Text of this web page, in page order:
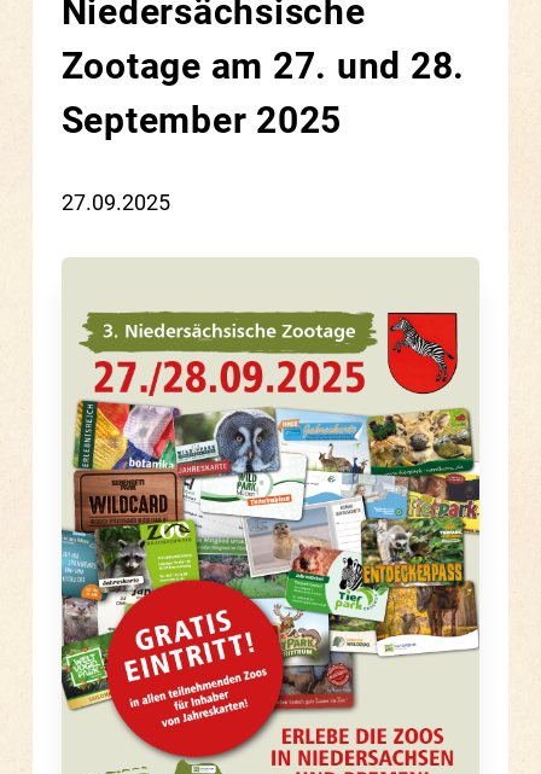
Niedersächsische
Zootage am 27. und 28.
September 2025
27.09.2025